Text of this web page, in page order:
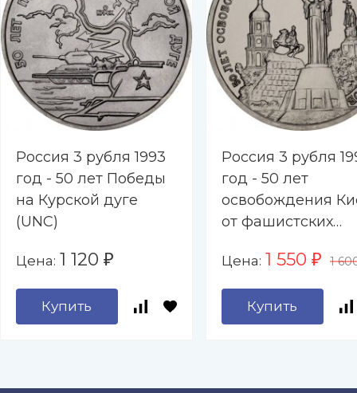
Россия 3 рубля 1993
год - 50 лет Победы
на Курской дуге
(UNC)
Цена: 1 120 ₽
Купить
Россия 3 рубля
год - 50 лет
освобождения
от фашистских
Цена: 1 550 ₽ 1
Купить